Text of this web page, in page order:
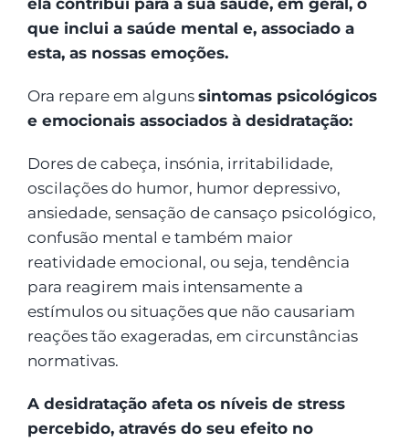
que inclui a saúde mental e, associado a
esta, as nossas emoções.
Ora repare em alguns sintomas psicológicos
e emocionais associados à desidratação:
Dores de cabeça, insónia, irritabilidade,
oscilações do humor, humor depressivo,
ansiedade, sensação de cansaço psicológico,
confusão mental e também maior
reatividade emocional, ou seja, tendência
para reagirem mais intensamente a
estímulos ou situações que não causariam
reações tão exageradas, em circunstâncias
normativas.
A desidratação afeta os níveis de stress
percebido, através do seu efeito no